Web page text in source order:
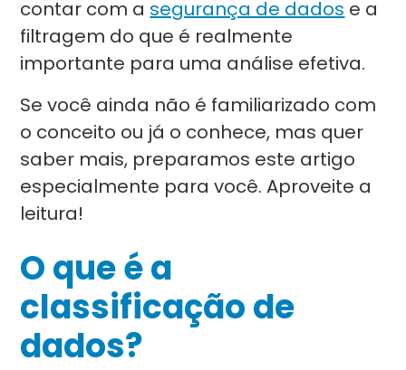
contar com a segurança de dados e a
filtragem do que é realmente
importante para uma análise efetiva.
Se você ainda não é familiarizado com
o conceito ou já o conhece, mas quer
saber mais, preparamos este artigo
especialmente para você. Aproveite a
leitura!
O que é a
classificação de
dados?